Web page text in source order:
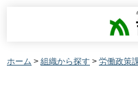
ホーム > 組織から探す > 労働政策